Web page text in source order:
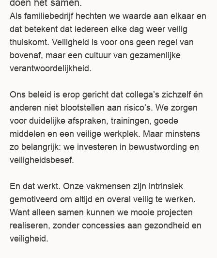
Als familiebedrijf hechten we waarde aan elkaar en
dat betekent dat iedereen elke dag weer veilig
thuiskomt. Veiligheid is voor ons geen regel van
bovenaf, maar een cultuur van gezamenlijke
verantwoordelijkheid.
Ons beleid is erop gericht dat collega’s zichzelf én
anderen niet blootstellen aan risico’s. We zorgen
voor duidelijke afspraken, trainingen, goede
middelen en een veilige werkplek. Maar minstens
zo belangrijk: we investeren in bewustwording en
veiligheidsbesef.
En dat werkt. Onze vakmensen zijn intrinsiek
gemotiveerd om altijd en overal veilig te werken.
Want alleen samen kunnen we mooie projecten
realiseren, zonder concessies aan gezondheid en
veiligheid.